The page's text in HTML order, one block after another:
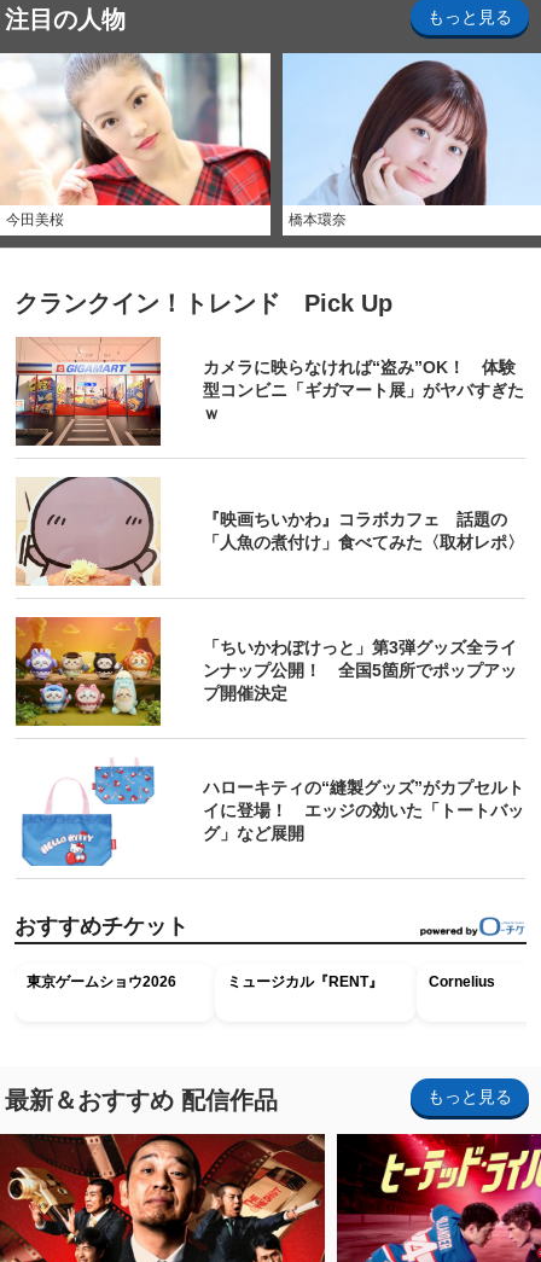
注目の人物 もっと見る
今田美桜 橋本環奈
クランクイン！トレンド Pick Up
カメラに映らなければ“盗み”OK！ 体験
型コンビニ「ギガマート展」がヤバすぎた
ｗ
『映画ちいかわ』コラボカフェ 話題の
「人魚の煮付け」食べてみた〈取材レポ〉
「ちいかわぽけっと」第3弾グッズ全ライ
ンナップ公開！ 全国5箇所でポップアッ
プ開催決定
ハローキティの“縫製グッズ”がカプセルト
イに登場！ エッジの効いた「トートバッ
グ」など展開
おすすめチケット
東京ゲームショウ2026 ミュージカル『RENT』 Cornelius
最新＆おすすめ 配信作品 もっと見る